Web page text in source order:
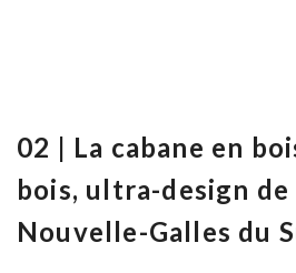
02 | La cabane en
bois, ultra-design
Nouvelle-Galles du